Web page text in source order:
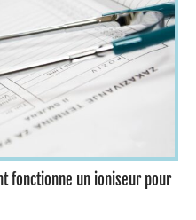
fonctionne un ioniseur pour